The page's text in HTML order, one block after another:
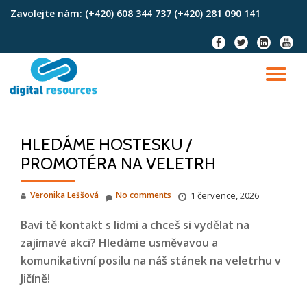
Zavolejte nám: (+420) 608 344 737 (+420) 281 090 141
fa-
facebook
fa-
twitter
fa-
linkedin-
square
fa-
HLEDÁME HOSTESKU /
PROMOTÉRA NA VELETRH
Veronika Leššová 1 července, 2026
No comments
Baví tě kontakt s lidmi a chceš si vydělat na
zajímavé akci? Hledáme usměvavou a
komunikativní posilu na náš stánek na veletrhu v
Jičíně!